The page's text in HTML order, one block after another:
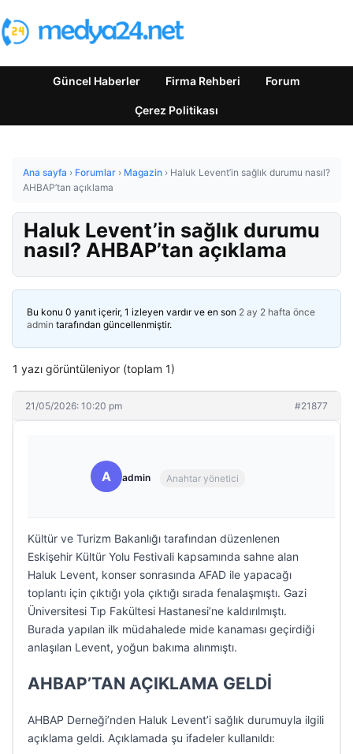
Güncel Haberler Firma Rehberi Forum
Çerez Politikası
Ana sayfa › Forumlar › Magazin › Haluk Levent’in sağlık durumu nasıl?
AHBAP’tan açıklama
Haluk Levent’in sağlık durumu
nasıl? AHBAP’tan açıklama
Bu konu 0 yanıt içerir, 1 izleyen vardır ve en son 2 ay 2 hafta önce
admin tarafından güncellenmiştir.
1 yazı görüntüleniyor (toplam 1)
21/05/2026: 10:20 pm #21877
A admin Anahtar yönetici
Kültür ve Turizm Bakanlığı tarafından düzenlenen
Eskişehir Kültür Yolu Festivali kapsamında sahne alan
Haluk Levent, konser sonrasında AFAD ile yapacağı
toplantı için çıktığı yola çıktığı sırada fenalaşmıştı. Gazi
Üniversitesi Tıp Fakültesi Hastanesi’ne kaldırılmıştı.
Burada yapılan ilk müdahalede mide kanaması geçirdiği
anlaşılan Levent, yoğun bakıma alınmıştı.
AHBAP’TAN AÇIKLAMA GELDİ
AHBAP Derneği’nden Haluk Levent’i sağlık durumuyla ilgili
açıklama geldi. Açıklamada şu ifadeler kullanıldı: